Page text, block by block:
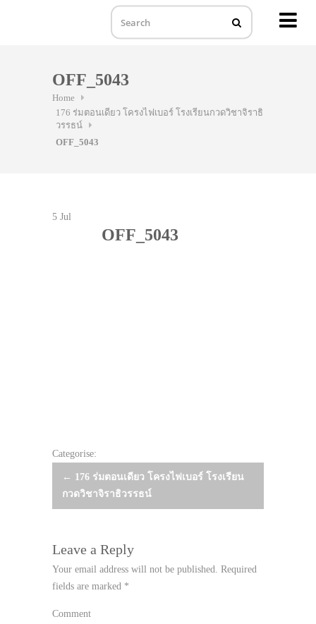
OFF_5043
Home
176 ร่มตอนเดียว โครงไฟเบอร์ โรงเรียนกวดวิชาจิราธิ
วรรธน์
OFF_5043
5 Jul
OFF_5043
Categorise:
Post
navigation
← 176 ร่มตอนเดียว โครงไฟเบอร์ โรงเรียน
กวดวิชาจิราธิวรรธน์
Leave a Reply
Your email address will not be published. Required
fields are marked *
Comment